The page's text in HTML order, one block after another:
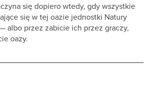
się dopiero wtedy, gdy wszystkie
się w tej oazie jednostki Natury
albo przez zabicie ich przez graczy,
oazy.